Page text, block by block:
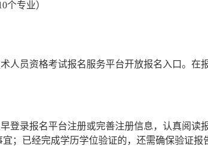
个专业）
人员资格考试报名服务平台开放报名入口。
登录报名平台注册或完善注册信息，认真阅读
；已经完成学历学位验证的，还需确保验证报